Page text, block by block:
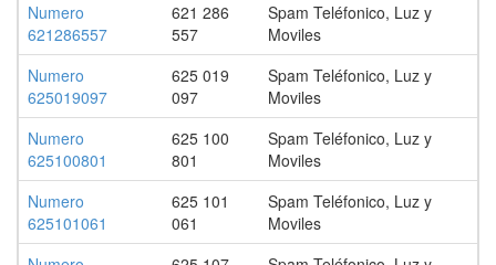
Numero
621286557
621 286
557
Spam Teléfonico, Luz y
Moviles
Numero
625019097
625 019
097
Spam Teléfonico, Luz y
Moviles
Numero
625100801
625 100
801
Spam Teléfonico, Luz y
Moviles
Numero
625101061
625 101
061
Spam Teléfonico, Luz y
Moviles